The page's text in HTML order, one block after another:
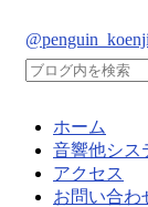
ホーム
音響他シス
アクセス
お問い合わ